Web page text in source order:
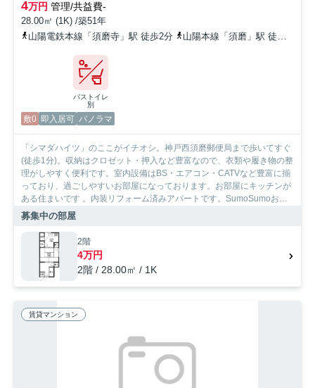
4万円 管理/共益費-
28.00㎡ (1K) /築51年
山陽電鉄本線「須磨寺」駅 徒歩2分
山陽本線「須磨」駅 徒歩10分
バストイレ
別
敷0 即入居可 パノラマ
「シマダハイツ」のここがイチオシ。神戸西須磨郵便局まで歩いてすぐ
(徒歩1分)。収納はクロゼット・押入など豊富なので、衣類や履き物の整
理がしやすく便利です。室内設備はBS・エアコン・CATVなど豊富に揃
っており、過ごしやすいお部屋になっております。お部屋にキッチンが
ある住まいです 。内装リフォーム済みアパートです。SumoSumoお問
い合わせ窓口はお客様のよりよい住まい探しのお手伝いを致します。
個々のこだわりやご要望はスタッフまでお気軽にお申し付け下さい。
募集中の部屋
2階
4万円
2階 / 28.00㎡ / 1K
賃貸マンション